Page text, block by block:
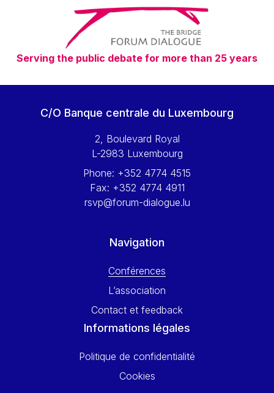
Vaclav Klaus
Vassilios Skouris
Vítor Manuel da Silva Caldeira
Viviane Reding
Walter Hagg
Wolfgang Ketterle
Yossi Beillin
Yves FRANCHET
Serving the public debate for more than 25 years
C/O Banque centrale du Luxembourg
2, Boulevard Royal
L-2983 Luxembourg
Phone: +352 4774 4515
Fax: +352 4774 4911
rsvp@forum-dialogue.lu
Navigation
Conférences
L’association
Contact et feedback
Informations légales
Politique de confidentialité
Cookies